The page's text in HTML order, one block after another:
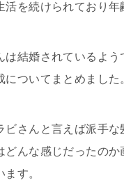
活を続けられており年
は結婚されているよう
についてまとめました
ビさんと言えば派手な
どんな感じだったのか
す。